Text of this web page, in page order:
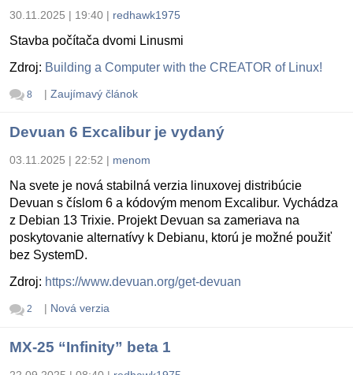
30.11.2025 | 19:40 | redhawk1975
Stavba počítača dvomi Linusmi
Zdroj: Building a Computer with the CREATOR of Linux!
8 | Zaujímavý článok
Devuan 6 Excalibur je vydaný
03.11.2025 | 22:52 | menom
Na svete je nová stabilná verzia linuxovej distribúcie
Devuan s číslom 6 a kódovým menom Excalibur. Vychádza
z Debian 13 Trixie. Projekt Devuan sa zameriava na
poskytovanie alternatívy k Debianu, ktorú je možné použiť
bez SystemD.
Zdroj: https://www.devuan.org/get-devuan
2 | Nová verzia
MX-25 “Infinity” beta 1